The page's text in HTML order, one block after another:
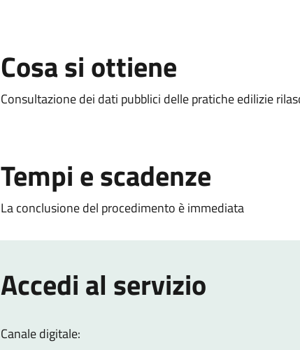
Cosa si ottiene
Consultazione dei dati pubblici delle pratiche edilizie
Tempi e scadenze
La conclusione del procedimento è immediata
Accedi al servizio
Canale digitale: